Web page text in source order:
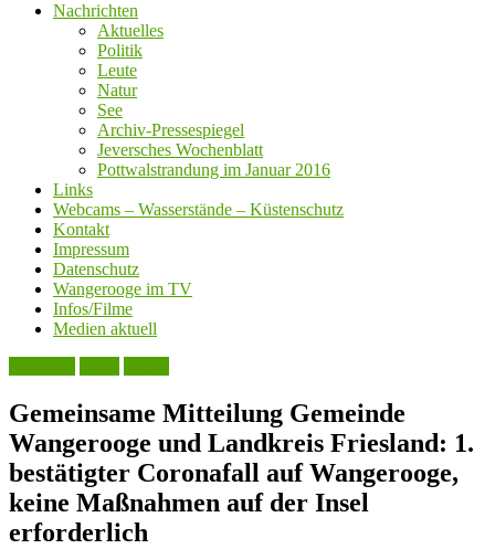
Nachrichten
Aktuelles
Politik
Leute
Natur
See
Archiv-Pressespiegel
Jeversches Wochenblatt
Pottwalstrandung im Januar 2016
Links
Webcams – Wasserstände – Küstenschutz
Kontakt
Impressum
Datenschutz
Wangerooge im TV
Infos/Filme
Medien aktuell
Gemeinsame Mitteilung Gemeinde
Wangerooge und Landkreis Friesland: 1.
bestätigter Coronafall auf Wangerooge,
keine Maßnahmen auf der Insel
erforderlich